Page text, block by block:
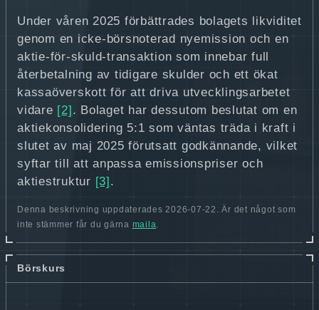
Under våren 2025 förbättrades bolagets likviditet
genom en icke-börsnoterad nyemission och en
aktie-för-skuld-transaktion som innebar full
återbetalning av tidigare skulder och ett ökat
kassaöverskott för att driva utvecklingsarbetet
vidare [2] . Bolaget har dessutom beslutat om en
aktiekonsolidering 5:1 som väntas träda i kraft i
slutet av maj 2025 förutsatt godkännande, vilket
syftar till att anpassa emissionspriser och
aktiestruktur [3] .
Denna beskrivning uppdaterades 2026-07-22. Är det något som
inte stämmer får du gärna maila.
Börskurs